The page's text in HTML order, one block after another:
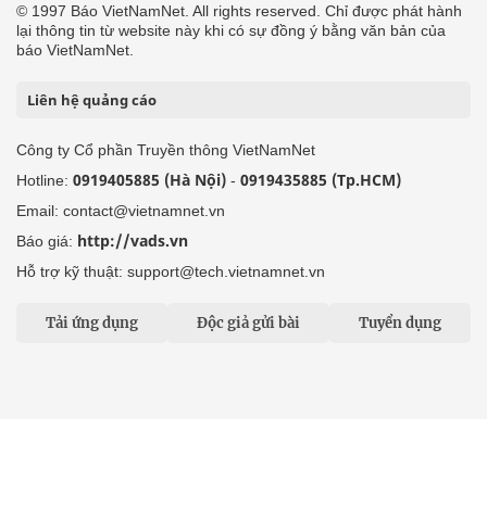
© 1997 Báo VietNamNet. All rights reserved. Chỉ được phát hành
lại thông tin từ website này khi có sự đồng ý bằng văn bản của
báo VietNamNet.
Liên hệ quảng cáo
Công ty Cổ phần Truyền thông VietNamNet
Hotline: 0919405885 (Hà Nội) - 0919435885 (Tp.HCM)
Email: contact@vietnamnet.vn
Báo giá: http://vads.vn
Hỗ trợ kỹ thuật: support@tech.vietnamnet.vn
Tải ứng dụng Độc giả gửi bài Tuyển dụng